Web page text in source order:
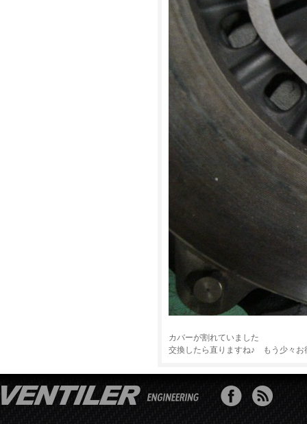
カバーが割れていました
交換したら直りますね♪ もう少々お